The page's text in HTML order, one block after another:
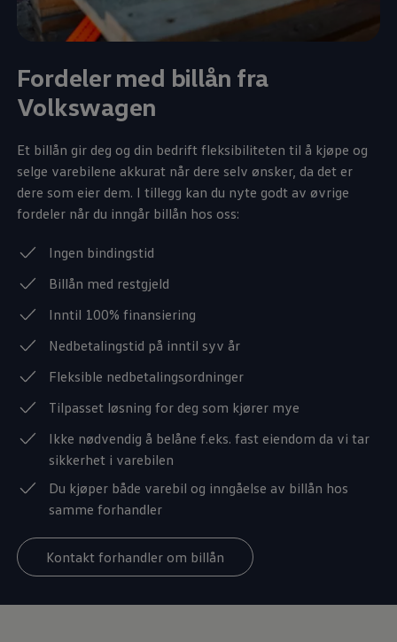
Fordeler med billån fra
Volkswagen
Et billån gir deg og din bedrift fleksibiliteten til å kjøpe og
selge varebilene akkurat når dere selv ønsker, da det er
dere som eier dem. I tillegg kan du nyte godt av øvrige
fordeler når du inngår billån hos oss:
Ingen bindingstid
Billån med restgjeld
Inntil 100% finansiering
Nedbetalingstid på inntil syv år
Fleksible nedbetalingsordninger
Tilpasset løsning for deg som kjører mye
Ikke nødvendig å belåne f.eks. fast eiendom da vi tar
sikkerhet i varebilen
Du kjøper både varebil og inngåelse av billån hos
samme forhandler
Kontakt forhandler om billån